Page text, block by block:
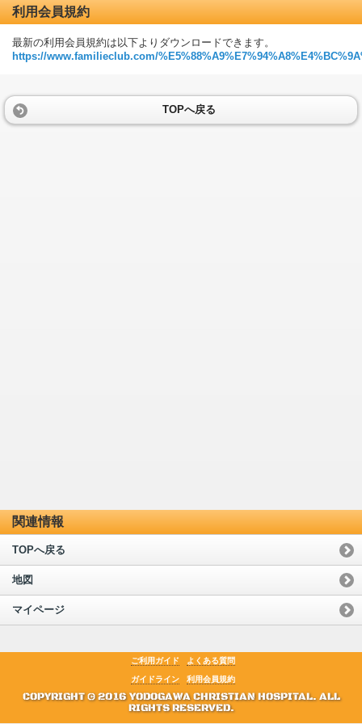
利用会員規約
最新の利用会員規約は以下よりダウンロードできます。
https://www.familieclub.com/
TOPへ戻る
関連情報
TOPへ戻る
地図
マイページ
ご利用ガイド よくある質問
ガイドライン 利用会員規約
COPYRIGHT © 2016 YODOGAWA CHRISTIAN HOSPITAL. ALL
RIGHTS RESERVED.